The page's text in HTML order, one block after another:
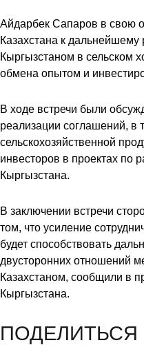
Айдарбек Сапаров в свою
Казахстана к дальнейшему
Кыргызстаном в сельском
обмена опытом и
В ходе встречи были
реализации соглашений, в
сельскохозяйственной
инвесторов в проектах по
Кыргызстана.
В заключении встречи
том, что усиление
будет способствовать
двусторонних отношений
Казахстаном, сообщили в
Кыргызстана.
ПОДЕЛИТЬСЯ